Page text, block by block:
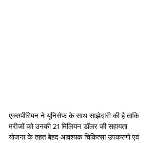
एक्सपीरियन ने यूनिसेफ के साथ साझेदारी की है ताकि
मरीजों को उनकी 21 मिलियन डॉलर की सहायता
योजना के तहत बेहद आवश्यक चिकित्सा उपकरणों एवं